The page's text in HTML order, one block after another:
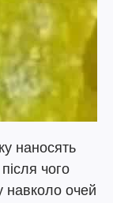
наносять
чого
навколо очей